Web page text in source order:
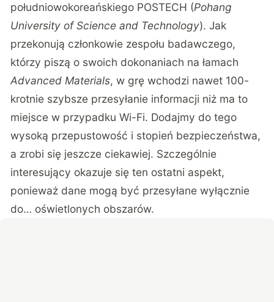
południowokoreańskiego POSTECH (Pohang
University of Science and Technology). Jak
przekonują członkowie zespołu badawczego,
którzy piszą o swoich dokonaniach na łamach
Advanced Materials, w grę wchodzi nawet 100-
krotnie szybsze przesyłanie informacji niż ma to
miejsce w przypadku Wi-Fi. Dodajmy do tego
wysoką przepustowość i stopień bezpieczeństwa,
a zrobi się jeszcze ciekawiej. Szczególnie
interesujący okazuje się ten ostatni aspekt,
ponieważ dane mogą być przesyłane wyłącznie
do… oświetlonych obszarów.